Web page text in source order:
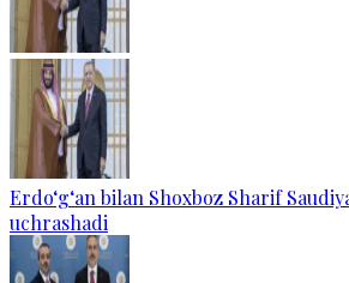
Erdo‘g‘an bilan Shoxboz Sharif
uchrashadi